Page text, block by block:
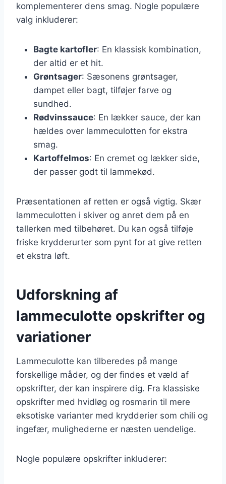
komplementerer dens smag. Nogle populære
valg inkluderer:
Bagte kartofler: En klassisk kombination,
der altid er et hit.
Grøntsager: Sæsonens grøntsager,
dampet eller bagt, tilføjer farve og
sundhed.
Rødvinssauce: En lækker sauce, der kan
hældes over lammeculotten for ekstra
smag.
Kartoffelmos: En cremet og lækker side,
der passer godt til lammekød.
Præsentationen af retten er også vigtig. Skær
lammeculotten i skiver og anret dem på en
tallerken med tilbehøret. Du kan også tilføje
friske krydderurter som pynt for at give retten
et ekstra løft.
Udforskning af
lammeculotte opskrifter og
variationer
Lammeculotte kan tilberedes på mange
forskellige måder, og der findes et væld af
opskrifter, der kan inspirere dig. Fra klassiske
opskrifter med hvidløg og rosmarin til mere
eksotiske varianter med krydderier som chili og
ingefær, mulighederne er næsten uendelige.
Nogle populære opskrifter inkluderer: